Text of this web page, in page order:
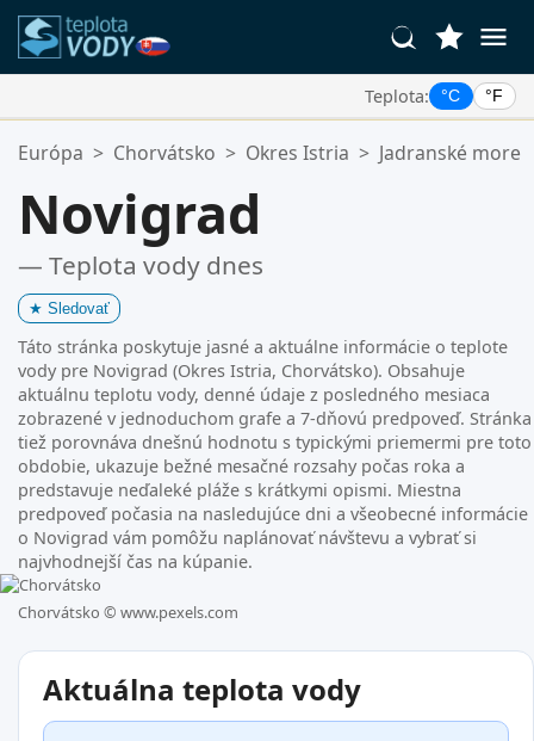
Teplota: °C °F
Vaše Obľúbené Lokality:
Európa > Chorvátsko > Okres Istria > Jadranské more
Novigrad
— Teplota vody dnes
★ Sledovať
Táto stránka poskytuje jasné a aktuálne informácie o teplote
vody pre Novigrad (Okres Istria, Chorvátsko). Obsahuje
aktuálnu teplotu vody, denné údaje z posledného mesiaca
zobrazené v jednoduchom grafe a 7-dňovú predpoveď. Stránka
tiež porovnáva dnešnú hodnotu s typickými priemermi pre toto
obdobie, ukazuje bežné mesačné rozsahy počas roka a
predstavuje neďaleké pláže s krátkymi opismi. Miestna
predpoveď počasia na nasledujúce dni a všeobecné informácie
o Novigrad vám pomôžu naplánovať návštevu a vybrať si
najvhodnejší čas na kúpanie.
Chorvátsko © www.pexels.com
Aktuálna teplota vody